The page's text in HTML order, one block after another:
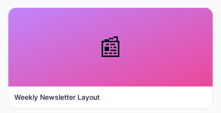
📰
Weekly Newsletter Layout